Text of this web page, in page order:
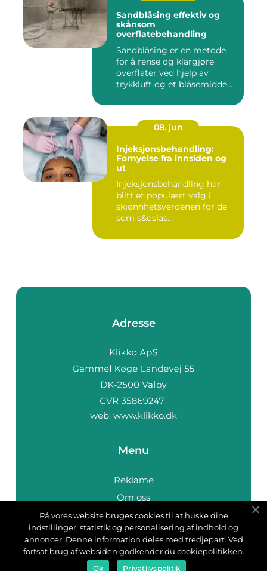
Sandblåsing effektiv og
skånsom
overflatebehandling
Sandblåsing er en metode
for å rense og klargjøre
overflater ved hjelp av
trykkluft og et blåsemidde...
08. jun
Injeksjonsbehandling:
Fornyelse fra innsiden og
ut
Injeksjonsbehandling har
blitt et populært valg i
skjønnhetsverdenen for de
som s&oslas...
Adresse
web: www.klikko.dk
Menu
Reklame
Om oss
Cookies
Kontakt Oss
Sitemap
På vores website bruges cookies til at huske dine
indstillinger, statistik og personalisering af indhold og
annoncer. Denne information deles med tredjepart. Ved
fortsat brug af websiden godkender du cookiepolitikken.
Ok Privatlivspolitik